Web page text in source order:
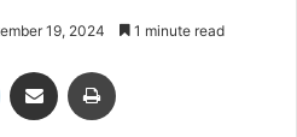
19, 2024 1 minute read
Telegram Share via Email